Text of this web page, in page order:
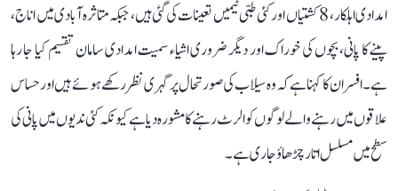
امدادی اہلکار، 8 کشتیاں اور کئی طبی ٹیمیں تعینات کی گئی ہیں، جبکہ متاثرہ آبادی میں اناج،
پینے کا پانی، بچوں کی خوراک اور دیگر ضروری اشیاء سمیت امدادی سامان تقسیم کیا جا رہا
ہے۔ افسران کا کہنا ہے کہ وہ سیلاب کی صورتحال پر گہری نظر رکھے ہوئے ہیں اور حساس
علاقوں میں رہنے والے لوگوں کو الرٹ رہنے کا مشورہ دیا ہے کیونکہ کئی ندیوں میں پانی کی
سطح میں مسلسل اتار چڑھاؤ جاری ہے۔